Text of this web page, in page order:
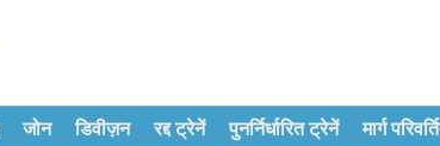
जोन डिवीज़न रद्द ट्रेनें पुनर्निर्धारित ट्रेनें मार्ग